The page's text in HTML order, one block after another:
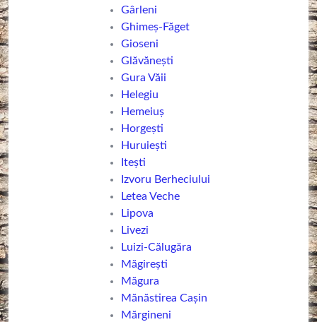
Gârleni
Ghimeș-Făget
Gioseni
Glăvănești
Gura Văii
Helegiu
Hemeiuș
Horgești
Huruiești
Itești
Izvoru Berheciului
Letea Veche
Lipova
Livezi
Luizi-Călugăra
Măgirești
Măgura
Mănăstirea Cașin
Mărgineni